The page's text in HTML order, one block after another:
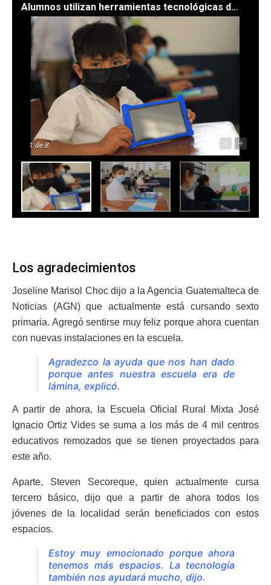
Alumnos utilizan herramientas tecnológicas dotadas por el Ministerio de Educación. / Fotos: Gilber García
1de 8 - +
Los agradecimientos
Joseline Marisol Choc dijo a la Agencia Guatemalteca de
Noticias (AGN) que actualmente está cursando sexto
primaria. Agregó sentirse muy feliz porque ahora cuentan
con nuevas instalaciones en la escuela.
Agradezco la ayuda que nos han dado
porque antes nuestra escuela era de
lámina, explicó.
A partir de ahora, la Escuela Oficial Rural Mixta José
Ignacio Ortiz Vides se suma a los más de 4 mil centros
educativos remozados que se tienen proyectados para
este año.
Aparte, Steven Secoreque, quien actualmente cursa
tercero básico, dijo que a partir de ahora todos los
jóvenes de la localidad serán beneficiados con estos
espacios.
Estoy muy emocionado porque ahora
tenemos más espacios. La tecnología
también nos ayudará mucho, dijo.